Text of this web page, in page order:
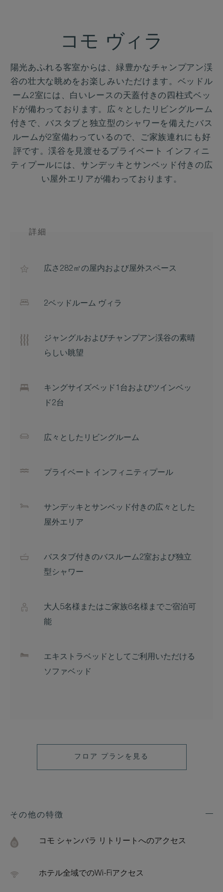
コモ ヴィラ
陽光あふれる客室からは、緑豊かなチャンプアン渓
谷の壮大な眺めをお楽しみいただけます。ベッドル
ーム2室には、白いレースの天蓋付きの四柱式ベッ
ドが備わっております。広々としたリビングルーム
付きで、バスタブと独立型のシャワーを備えたバス
ルームが2室備わっているので、ご家族連れにも好
評です。渓谷を見渡せるプライベート インフィニ
ティプールには、サンデッキとサンベッド付きの広
い屋外エリアが備わっております。
詳細
広さ282㎡の屋内および屋外スペース
2ベッドルーム ヴィラ
ジャングルおよびチャンプアン渓谷の素晴
らしい眺望
キングサイズベッド1台およびツインベッ
ド2台
広々としたリビングルーム
プライベート インフィニティプール
サンデッキとサンベッド付きの広々とした
屋外エリア
バスタブ付きのバスルーム2室および独立
型シャワー
大人5名様またはご家族6名様までご宿泊可
能
エキストラベッドとしてご利用いただける
ソファベッド
フロア プランを見る
その他の特徴
コモ シャンバラ リトリートへのアクセス
ホテル全域でのWi-Fiアクセス